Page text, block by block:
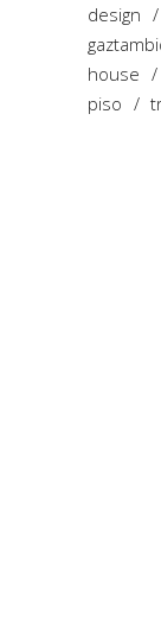
design
house
piso